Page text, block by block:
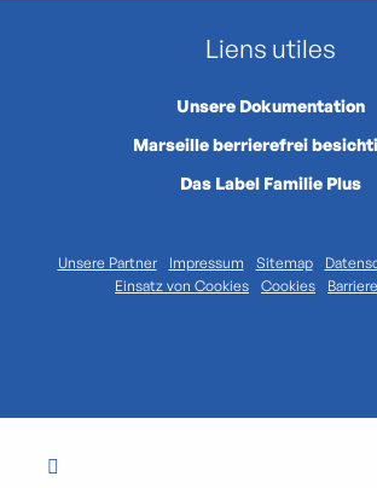
Liens utiles
Unsere Dokumentation
Marseille berrierefrei
Das Label Familie Plus
Unsere Partner Impressum Sitemap
Einsatz von Cookies
Cookies